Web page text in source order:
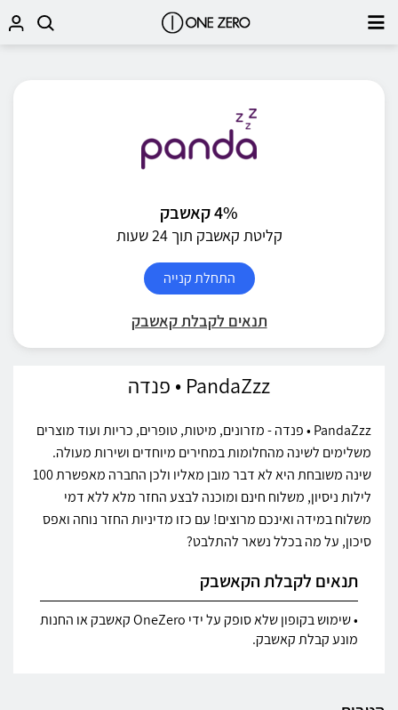
4% קאשבק
קליטת קאשבק תוך 24 שעות
התחלת קנייה
תנאים לקבלת קאשבק
PandaZzz • פנדה
PandaZzz • פנדה - מזרונים, מיטות, טופרים, כריות ועוד מוצרים
משלימים לשינה מהחלומות במחירים מיוחדים ושירות מעולה.
שינה משובחת היא לא דבר מובן מאליו ולכן החברה מאפשרת 100
לילות ניסיון, משלוח חינם ומוכנה לבצע החזר מלא ללא דמי
משלוח במידה ואינכם מרוצים! עם כזו מדיניות החזר נוחה ואפס
סיכון, על מה בכלל נשאר להתלבט?
תנאים לקבלת הקאשבק
• שימוש בקופון שלא סופק על ידי OneZero קאשבק או החנות
מונע קבלת קאשבק.